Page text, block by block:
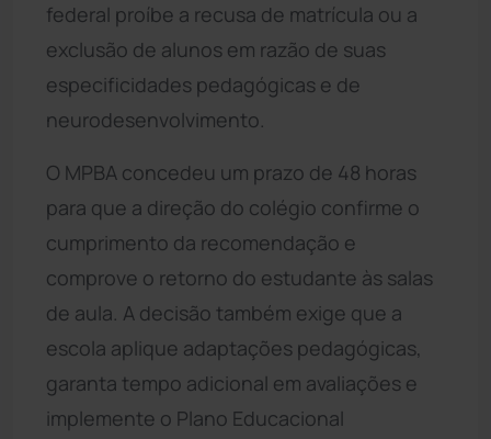
federal proíbe a recusa de matrícula ou a
exclusão de alunos em razão de suas
especificidades pedagógicas e de
neurodesenvolvimento.
O MPBA concedeu um prazo de 48 horas
para que a direção do colégio confirme o
cumprimento da recomendação e
comprove o retorno do estudante às salas
de aula. A decisão também exige que a
escola aplique adaptações pedagógicas,
garanta tempo adicional em avaliações e
implemente o Plano Educacional